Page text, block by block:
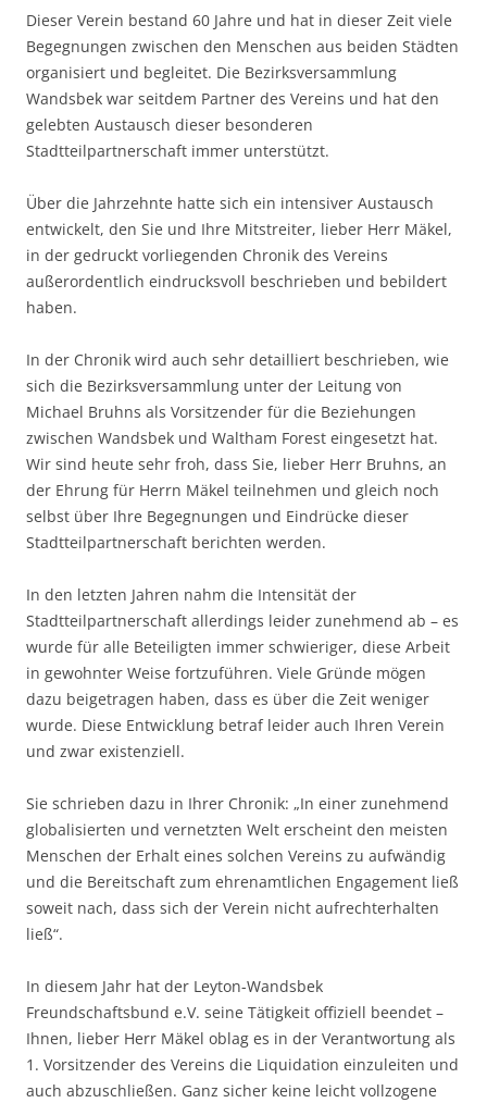
Dieser Verein bestand 60 Jahre und hat in dieser Zeit viele
Begegnungen zwischen den Menschen aus beiden Städten
organisiert und begleitet. Die Bezirksversammlung
Wandsbek war seitdem Partner des Vereins und hat den
gelebten Austausch dieser besonderen
Stadtteilpartnerschaft immer unterstützt.
Über die Jahrzehnte hatte sich ein intensiver Austausch
entwickelt, den Sie und Ihre Mitstreiter, lieber Herr Mäkel,
in der gedruckt vorliegenden Chronik des Vereins
außerordentlich eindrucksvoll beschrieben und bebildert
haben.
In der Chronik wird auch sehr detailliert beschrieben, wie
sich die Bezirksversammlung unter der Leitung von
Michael Bruhns als Vorsitzender für die Beziehungen
zwischen Wandsbek und Waltham Forest eingesetzt hat.
Wir sind heute sehr froh, dass Sie, lieber Herr Bruhns, an
der Ehrung für Herrn Mäkel teilnehmen und gleich noch
selbst über Ihre Begegnungen und Eindrücke dieser
Stadtteilpartnerschaft berichten werden.
In den letzten Jahren nahm die Intensität der
Stadtteilpartnerschaft allerdings leider zunehmend ab – es
wurde für alle Beteiligten immer schwieriger, diese Arbeit
in gewohnter Weise fortzuführen. Viele Gründe mögen
dazu beigetragen haben, dass es über die Zeit weniger
wurde. Diese Entwicklung betraf leider auch Ihren Verein
und zwar existenziell.
Sie schrieben dazu in Ihrer Chronik: „In einer zunehmend
globalisierten und vernetzten Welt erscheint den meisten
Menschen der Erhalt eines solchen Vereins zu aufwändig
und die Bereitschaft zum ehrenamtlichen Engagement ließ
soweit nach, dass sich der Verein nicht aufrechterhalten
ließ“.
In diesem Jahr hat der Leyton-Wandsbek
Freundschaftsbund e.V. seine Tätigkeit offiziell beendet –
Ihnen, lieber Herr Mäkel oblag es in der Verantwortung als
1. Vorsitzender des Vereins die Liquidation einzuleiten und
auch abzuschließen. Ganz sicher keine leicht vollzogene